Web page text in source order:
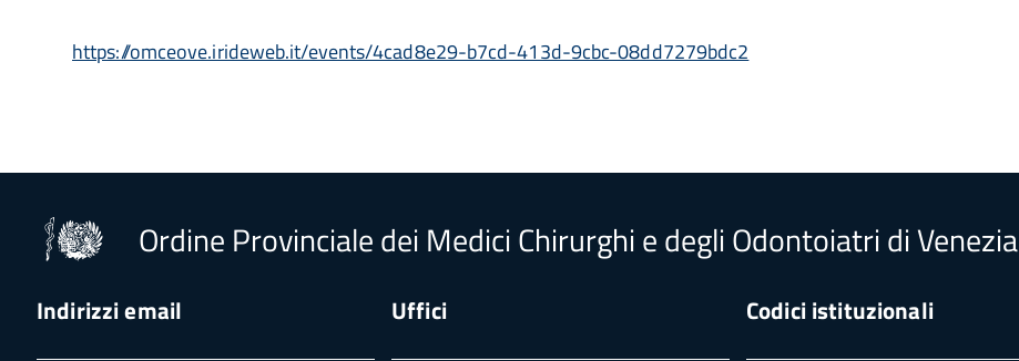
https://omceove.irideweb.it/events/4cad8e29-b7cd-413d-9cbc-08dd7279bdc2
Ordine Provinciale dei Medici Chirurghi e degli Odontoiatri di Venezia
Indirizzi email Uffici Codici istituzionali